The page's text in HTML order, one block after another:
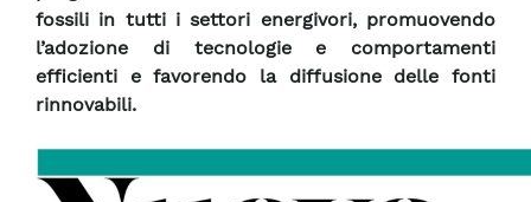
fossili in tutti i settori energivori, promuovendo
l’adozione di tecnologie e comportamenti
efficienti e favorendo la diffusione delle fonti
rinnovabili.